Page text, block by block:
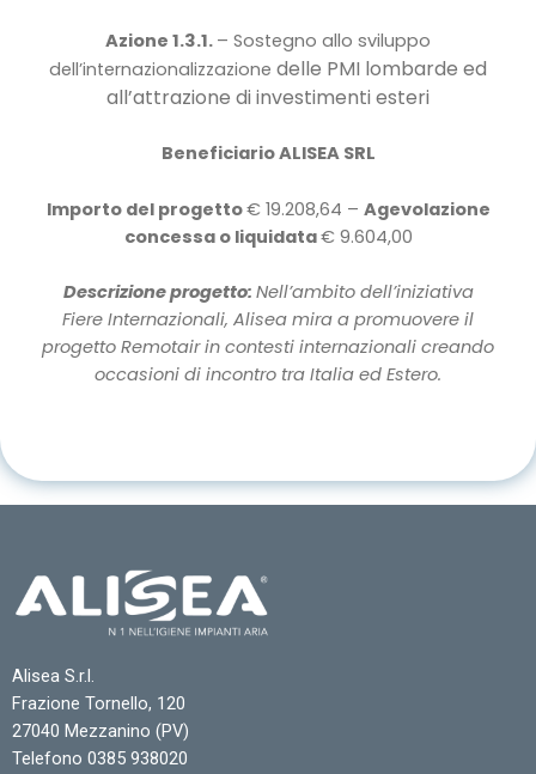
Azione 1.3.1. – Sostegno allo sviluppo
dell’internazionalizzazione delle PMI lombarde ed
all’attrazione di investimenti esteri
Beneficiario ALISEA SRL
Importo del progetto€ 19.208,64 – Agevolazione
concessa o liquidata€ 9.604,00
Descrizione progetto: Nell’ambito dell’iniziativa
Fiere Internazionali, Alisea mira a promuovere il
progetto Remotair in contesti internazionali creando
occasioni di incontro tra Italia ed Estero.
Alisea S.r.l.
Frazione Tornello, 120
27040 Mezzanino (PV)
Telefono 0385 938020